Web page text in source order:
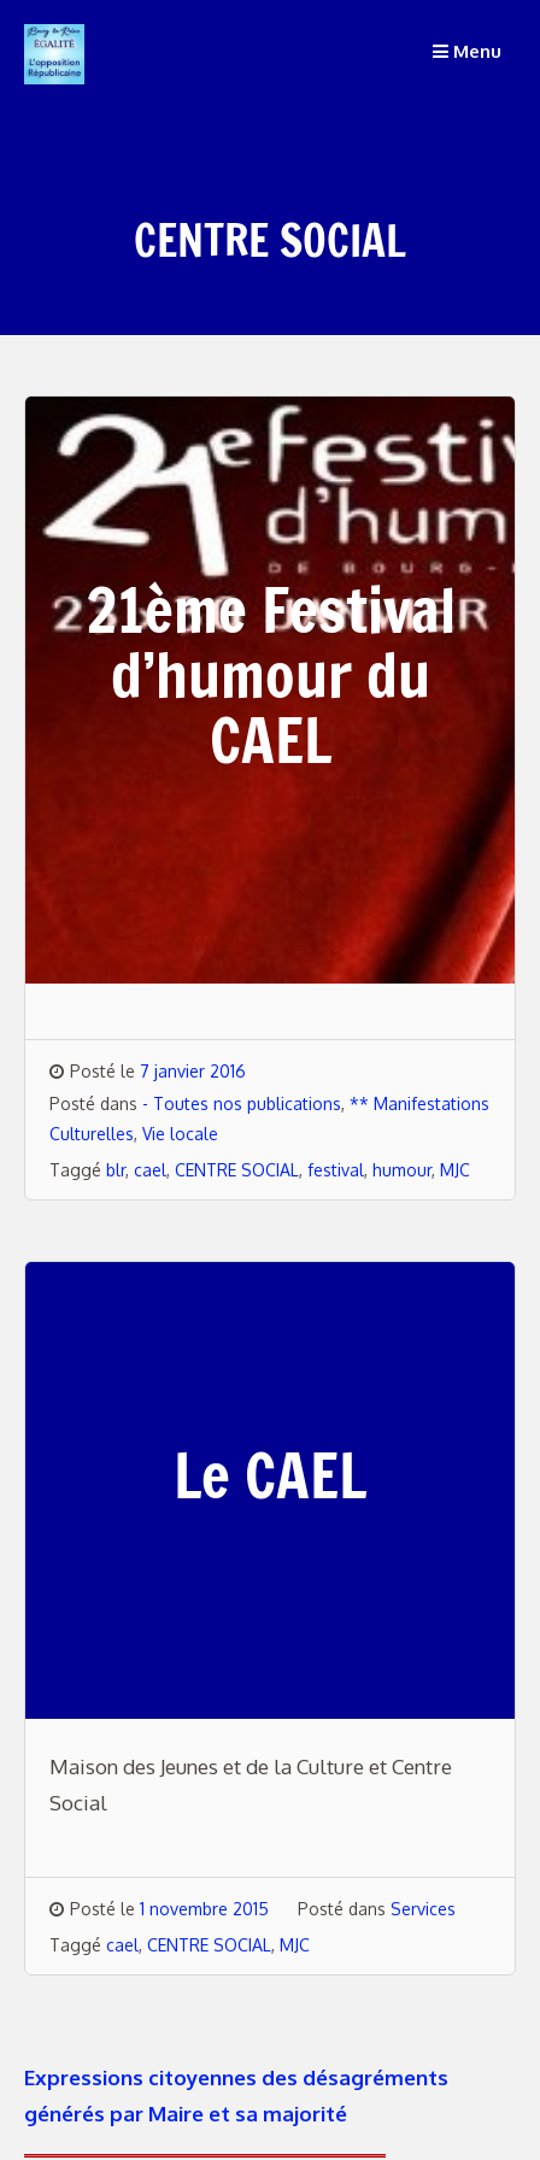
contenu
Menu
CENTRE SOCIAL
21ème Festival
d’humour du
CAEL
Posté le 7 janvier 2016
Posté dans - Toutes nos publications, ** Manifestations
Culturelles, Vie locale
Taggé blr, cael, CENTRE SOCIAL , festival, humour, MJC
Le CAEL
Maison des Jeunes et de la Culture et Centre
Social
Posté le 1 novembre 2015 Posté dans Services
Taggé cael, CENTRE SOCIAL , MJC
Expressions citoyennes des désagréments
générés par Maire et sa majorité